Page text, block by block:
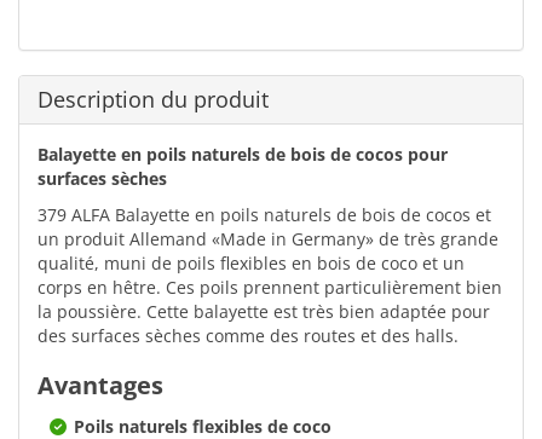
Description du produit
Balayette en poils naturels de bois de cocos pour
surfaces sèches
379 ALFA Balayette en poils naturels de bois de cocos et
un produit Allemand «Made in Germany» de très grande
qualité, muni de poils flexibles en bois de coco et un
corps en hêtre. Ces poils prennent particulièrement bien
la poussière. Cette balayette est très bien adaptée pour
des surfaces sèches comme des routes et des halls.
Avantages
Poils naturels flexibles de coco